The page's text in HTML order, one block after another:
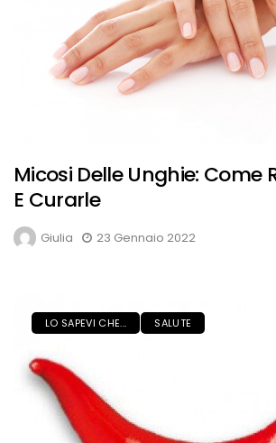
Micosi Delle Unghie: Come
E Curarle
Giulia 23 Gennaio 2022
LO SAPEVI CHE... SALUTE